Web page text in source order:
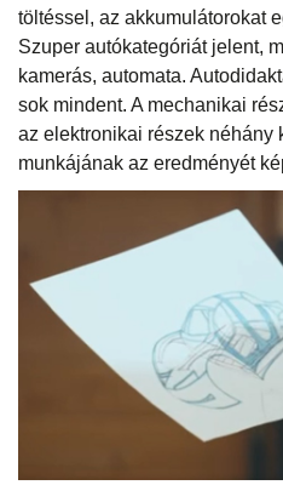
töltéssel, az akkumulátorokat
Szuper autókategóriát jelent,
kamerás, automata.
sok mindent. A mechanikai
az elektronikai részek néhány
munkájának az eredményét